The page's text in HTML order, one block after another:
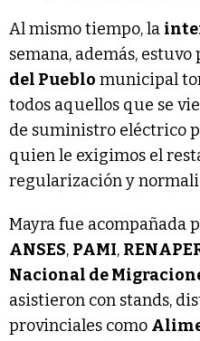
Al mismo tiempo, la
semana, además, estuvo
del Pueblo municipal
todos aquellos que se
de suministro eléctrico
quien le exigimos el
regularización y
Mayra fue acompañada
ANSES, PAMI,
Nacional de
asistieron con stands,
provinciales como